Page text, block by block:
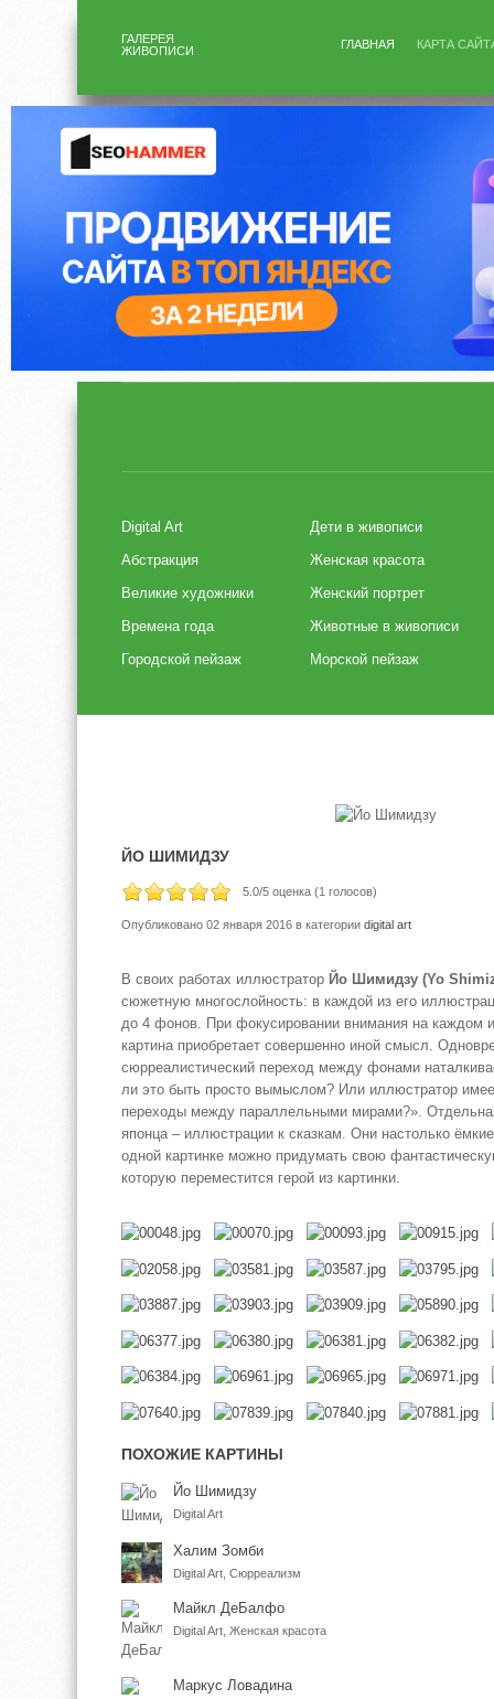
ГАЛЕРЕЯ
ЖИВОПИСИ
ГЛАВНАЯ КАРТА
Digital Art
Абстракция
Великие художники
Времена года
Городской пейзаж
Дети в живописи
Женская красота
Женский портрет
Животные в живописи
Морской пейзаж
ЙО ШИМИДЗУ
5.0/5 оценка (1 голосов)
Опубликовано 02 января 2016 в категории digital art
В своих работах иллюстратор Йо Шимидзу (Yo
сюжетную многослойность: в каждой из его
до 4 фонов. При фокусировании внимания на каждом
картина приобретает совершенно иной смысл.
сюрреалистический переход между фонами
ли это быть просто вымыслом? Или иллюстратор
переходы между параллельными мирами?».
японца – иллюстрации к сказкам. Они настолько
одной картинке можно придумать свою
которую переместится герой из картинки.
ПОХОЖИЕ КАРТИНЫ
Йо Шимидзу
Digital Art
Халим Зомби
Digital Art, Сюрреализм
Майкл ДеБалфо
Digital Art, Женская красота
Маркус Ловадина